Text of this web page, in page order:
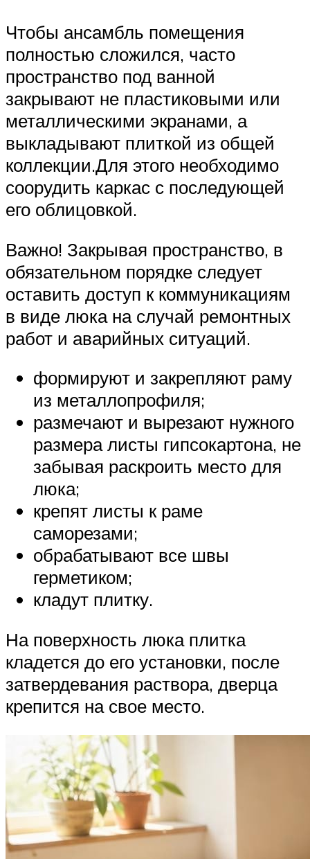
Чтобы ансамбль помещения
полностью сложился, часто
пространство под ванной
закрывают не пластиковыми или
металлическими экранами, а
выкладывают плиткой из общей
коллекции.Для этого необходимо
соорудить каркас с последующей
его облицовкой.
Важно! Закрывая пространство, в
обязательном порядке следует
оставить доступ к коммуникациям
в виде люка на случай ремонтных
работ и аварийных ситуаций.
формируют и закрепляют раму
из металлопрофиля;
размечают и вырезают нужного
размера листы гипсокартона, не
забывая раскроить место для
люка;
крепят листы к раме
саморезами;
обрабатывают все швы
герметиком;
кладут плитку.
На поверхность люка плитка
кладется до его установки, после
затвердевания раствора, дверца
крепится на свое место.